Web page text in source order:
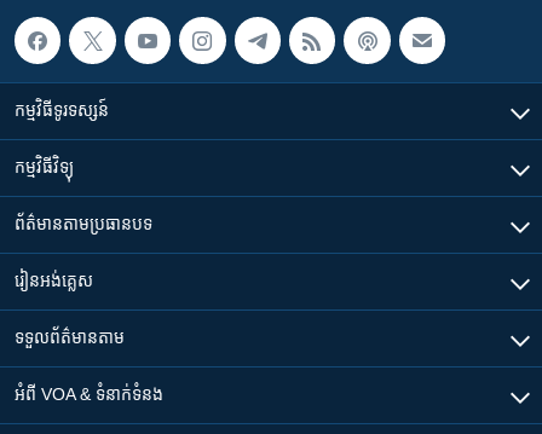
កម្មវិធី​ទូរទស្សន៍
កម្មវិធី​វិទ្យុ
ព័ត៌មាន​តាមប្រធានបទ​
រៀន​​អង់គ្លេស
ទទួល​ព័ត៌មាន​តាម
អំពី​ VOA & ទំនាក់ទំនង